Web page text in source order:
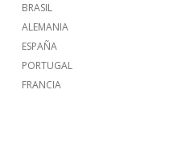
ESTADOS UNIDOS (ES)
CANADÁ (EN)
REINO UNIDO & IRLANDA
AUSTRALIA & NZ
BRASIL